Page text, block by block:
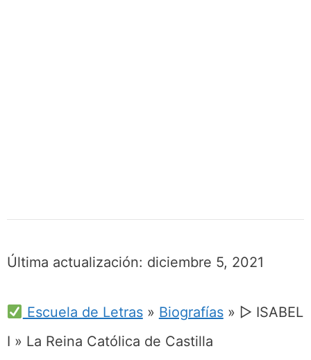
Última actualización: diciembre 5, 2021
Escuela de Letras» Biografías» ▷ ISABEL
I » La Reina Católica de Castilla